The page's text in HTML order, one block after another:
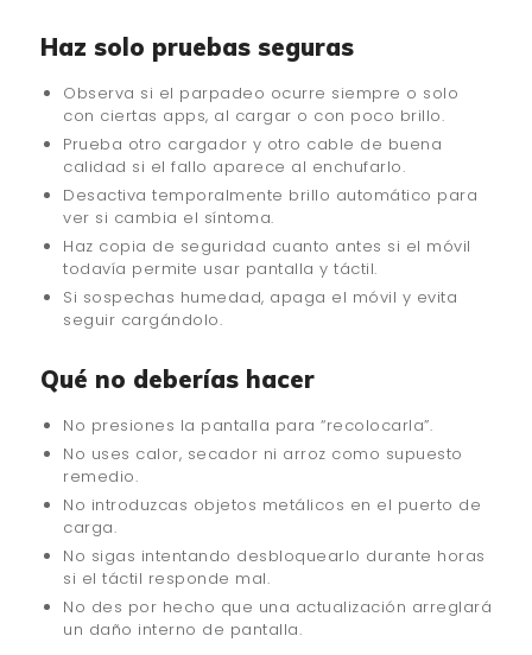
Haz solo pruebas seguras
Observa si el parpadeo ocurre siempre o solo
con ciertas apps, al cargar o con poco brillo.
Prueba otro cargador y otro cable de buena
calidad si el fallo aparece al enchufarlo.
Desactiva temporalmente brillo automático para
ver si cambia el síntoma.
Haz copia de seguridad cuanto antes si el móvil
todavía permite usar pantalla y táctil.
Si sospechas humedad, apaga el móvil y evita
seguir cargándolo.
Qué no deberías hacer
No presiones la pantalla para “recolocarla”.
No uses calor, secador ni arroz como supuesto
remedio.
No introduzcas objetos metálicos en el puerto de
carga.
No sigas intentando desbloquearlo durante horas
si el táctil responde mal.
No des por hecho que una actualización arreglará
un daño interno de pantalla.